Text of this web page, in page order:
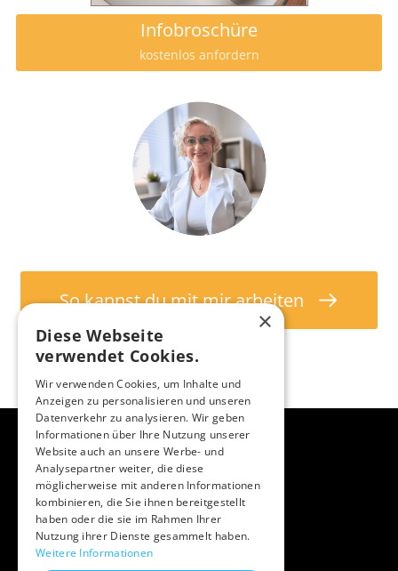
Infobroschüre
kostenlos anfordern
So kannst du mit mir arbeiten
© 2026 Tanja Heyer
Impressum
Datenschutzerklärung
Facebook|Instagram
×
Diese Webseite
verwendet Cookies.
Wir verwenden Cookies, um Inhalte und
Anzeigen zu personalisieren und unseren
Datenverkehr zu analysieren. Wir geben
Informationen über Ihre Nutzung unserer
Website auch an unsere Werbe- und
Analysepartner weiter, die diese
möglicherweise mit anderen Informationen
kombinieren, die Sie ihnen bereitgestellt
haben oder die sie im Rahmen Ihrer
Nutzung ihrer Dienste gesammelt haben.
Weitere Informationen